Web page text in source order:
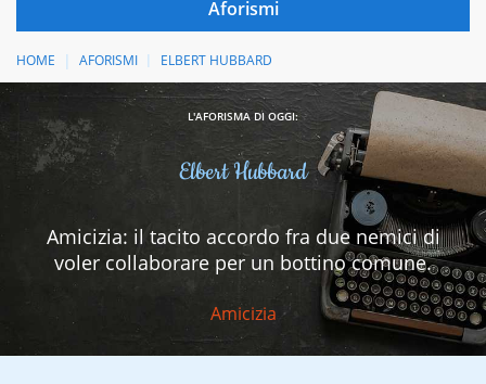
HOME AFORISMI ELBERT HUBBARD
L'AFORISMA DI OGGI:
Elbert Hubbard
Amicizia: il tacito accordo fra due nemici di
voler collaborare per un bottino comune.
Amicizia